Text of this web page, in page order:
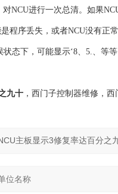
NCU进行一次总清。如果
程序丢失，或者NCU没有正
状态下，可能显示‘8、5.、
九十 ，西门子控制器维修，